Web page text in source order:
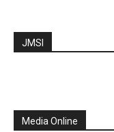
JMSI
Media Online